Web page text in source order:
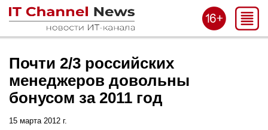
Почти 2/3 российских
менеджеров довольны
бонусом за 2011 год
15 марта 2012 г.